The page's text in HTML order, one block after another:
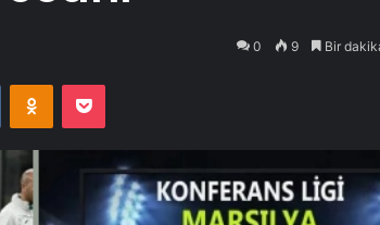
0 9 Bir
VKontakteOdnoklassniki
Pocket